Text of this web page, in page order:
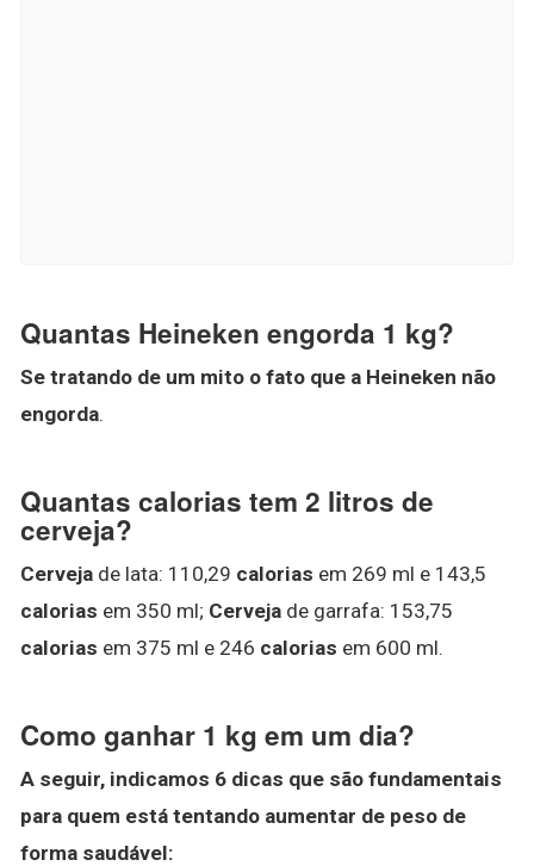
Quantas Heineken engorda 1 kg?
Se tratando de um mito o fato que a Heineken não
engorda.
Quantas calorias tem 2 litros de
cerveja?
Cerveja de lata: 110,29 calorias em 269 ml e 143,5
calorias em 350 ml; Cerveja de garrafa: 153,75
calorias em 375 ml e 246 calorias em 600 ml.
Como ganhar 1 kg em um dia?
A seguir, indicamos 6 dicas que são fundamentais
para quem está tentando aumentar de peso de
forma saudável: